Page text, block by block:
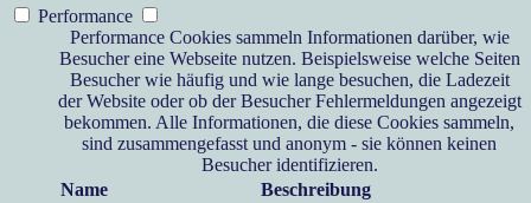
Performance
Performance Cookies sammeln Informationen darüber, wie
Besucher eine Webseite nutzen. Beispielsweise welche Seiten
Besucher wie häufig und wie lange besuchen, die Ladezeit
der Website oder ob der Besucher Fehlermeldungen angezeigt
bekommen. Alle Informationen, die diese Cookies sammeln,
sind zusammengefasst und anonym - sie können keinen
Besucher identifizieren.
Name
Beschreibung